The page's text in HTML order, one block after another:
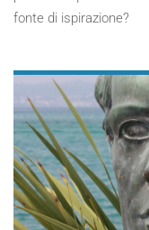
fonte di ispirazione?